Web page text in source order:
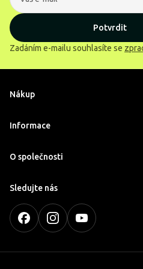
Potvrdit
Zadáním e-mailu souhlasíte se
Nákup
Informace
O společnosti
Sledujte nás